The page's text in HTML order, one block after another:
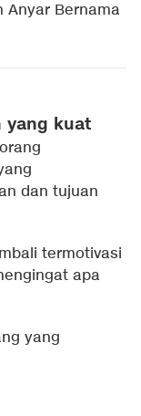
Anyar Bernama
yang kuat
dan tujuan
termotivasi
apa
yang